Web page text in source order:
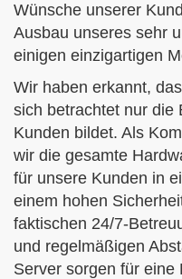
Wünsche unserer
Ausbau unseres sehr
einigen einzigartigen
Wir haben erkannt,
sich betrachtet nur die
Kunden bildet. Als
wir die gesamte
für unsere Kunden in
einem hohen
faktischen 24/7-
und regelmäßigen
Server sorgen für eine